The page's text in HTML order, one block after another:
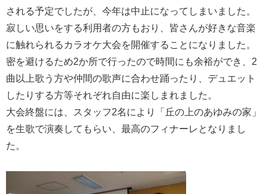
される予定でしたが、今年は中止になってしまいました。
寂しい思いをする利用者の方もおり、皆さんが好きな音楽
に触れられるカラオケ大会を開催することになりました。
密を避けるため2か所で行ったので時間にも余裕ができ、2
曲以上歌う方や仲間の歌声に合わせ踊ったり、デュエット
したりする方等それぞれ自由に楽しまれました。
大会終盤には、スタッフ2名により「丘の上のあゆみの家」
を生歌で演奏してもらい、最高のフィナーレとなりまし
た。